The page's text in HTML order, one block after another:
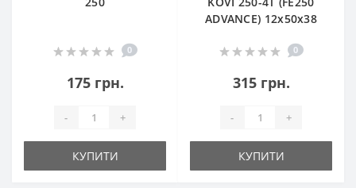
0
175 грн.
- +
КУПИТИ
ADVANCE) 12х50х38
0
315 грн.
- +
КУПИТИ